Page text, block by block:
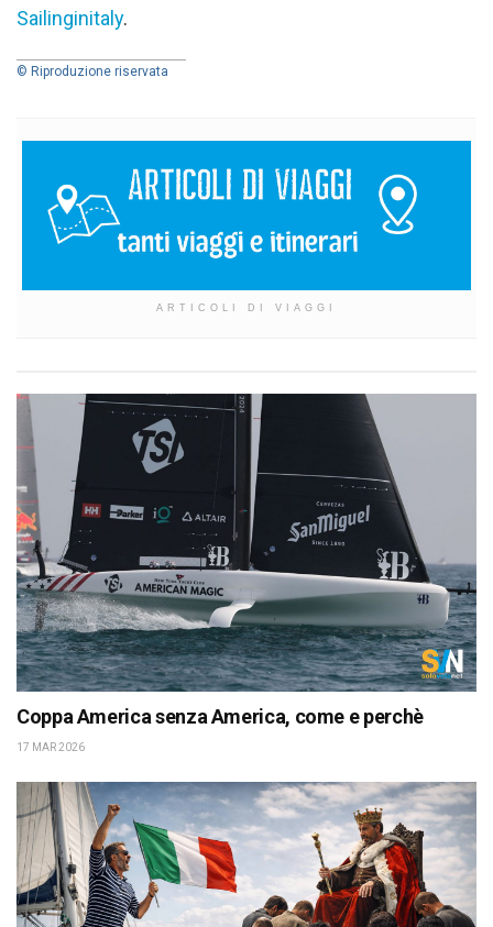
Sailinginitaly.
© Riproduzione riservata
ARTICOLI DI VIAGGI
Coppa America senza America, come e perchè
17 MAR 2026